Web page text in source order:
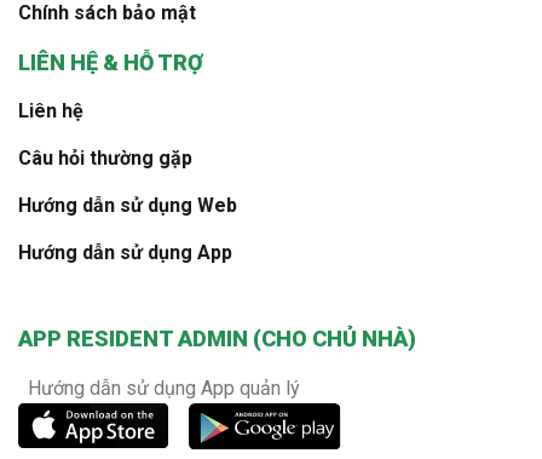
Chính sách bảo mật
LIÊN HỆ & HỖ TRỢ
Liên hệ
Câu hỏi thường gặp
Hướng dẫn sử dụng Web
Hướng dẫn sử dụng App
APP RESIDENT ADMIN (CHO CHỦ NHÀ)
Hướng dẫn sử dụng App quản lý